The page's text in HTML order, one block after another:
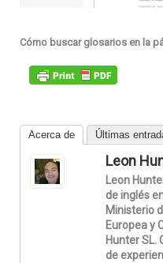
Cómo buscar glosarios en la
Acerca de Últimas
Leon
Leon
de inglés
Ministerio
Europea y
Hunter SL.
de